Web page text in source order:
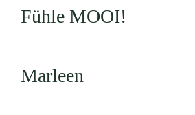
Fühle MOOI!
Marleen